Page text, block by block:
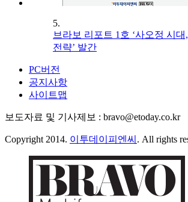
5.
브라보 리포트 1호 ‘사오정 시대
전략’ 발간
PC버전
공지사항
사이트맵
보도자료 및 기사제보 : bravo@etoday.co.kr
Copyright 2014. 이투데이피엔씨 . All rights